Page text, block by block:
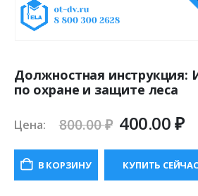
Должностная инструкция:
по охране и защите леса
Цена: 800.00₽
800.00 ₽.
400.00₽
В КОРЗИНУ КУПИТЬ СЕЙЧАС